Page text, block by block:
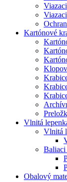
Kartónové
Vlnitá
Vlnitá
Baliaci
Obalový